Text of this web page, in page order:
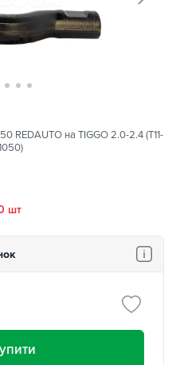
REDAUTO на TIGGO 2.0-2.4 (T11-
шт